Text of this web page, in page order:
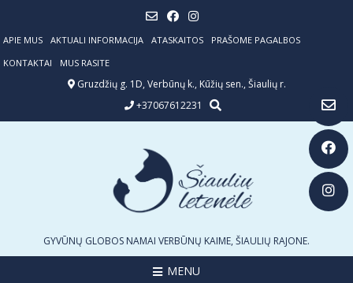
content
APIE MUS AKTUALI INFORMACIJA ATASKAITOS
PRAŠOME PAGALBOS
KONTAKTAI
MUS RASITE
Gruzdžių g. 1D, Verbūnų k., Kūžių sen., Šiaulių r.
+37067612231
GYVŪNŲ GLOBOS NAMAI VERBŪNŲ KAIME, ŠIAULIŲ RAJONE.
MENU